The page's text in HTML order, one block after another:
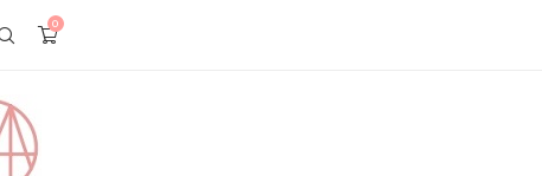
0